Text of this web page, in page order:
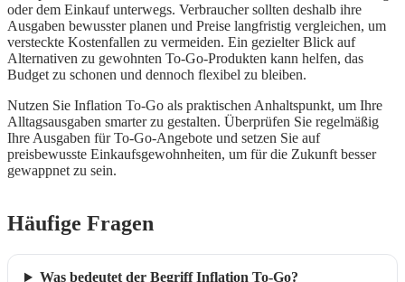
oder dem Einkauf unterwegs. Verbraucher sollten deshalb ihre
Ausgaben bewusster planen und Preise langfristig vergleichen, um
versteckte Kostenfallen zu vermeiden. Ein gezielter Blick auf
Alternativen zu gewohnten To-Go-Produkten kann helfen, das
Budget zu schonen und dennoch flexibel zu bleiben.
Nutzen Sie Inflation To-Go als praktischen Anhaltspunkt, um Ihre
Alltagsausgaben smarter zu gestalten. Überprüfen Sie regelmäßig
Ihre Ausgaben für To-Go-Angebote und setzen Sie auf
preisbewusste Einkaufsgewohnheiten, um für die Zukunft besser
gewappnet zu sein.
Häufige Fragen
Was bedeutet der Begriff Inflation To-Go?